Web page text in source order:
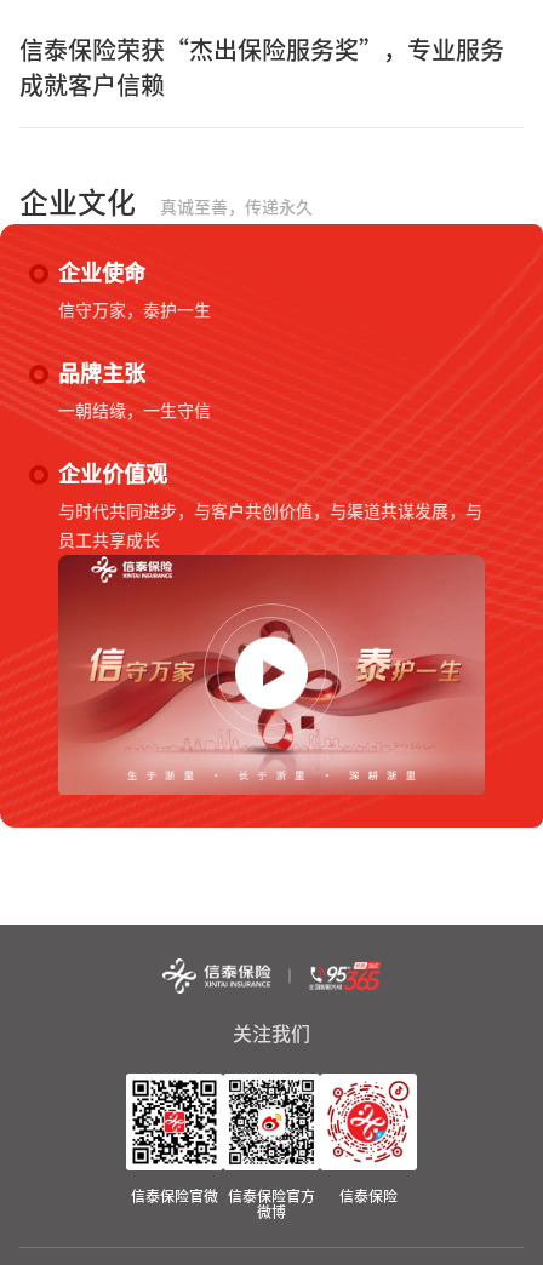
信泰保险荣获“杰出保险服务奖”，专业服务
成就客户信赖
企业文化 真诚至善，传递永久
企业使命
信守万家，泰护一生
品牌主张
一朝结缘，一生守信
企业价值观
与时代共同进步，与客户共创价值，与渠道共谋发展，与
员工共享成长
关注我们
信泰保险官微
信泰保险官方
微博
信泰保险